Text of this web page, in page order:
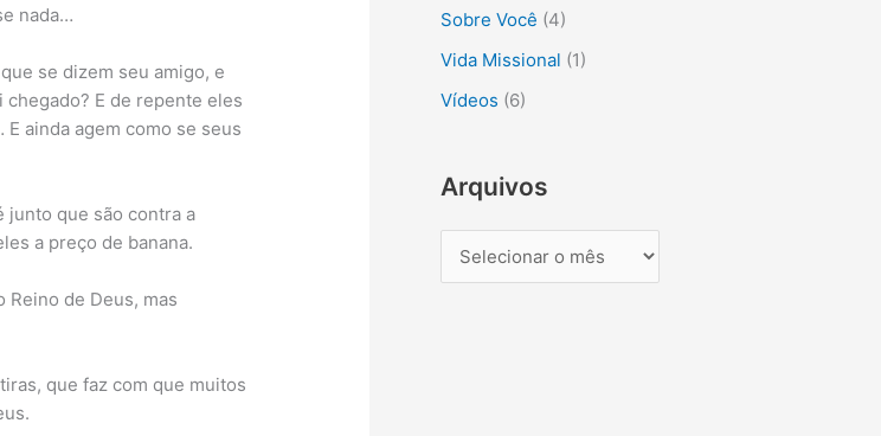
nada…
se dizem seu amigo, e
E de repente eles
ainda agem como se seus
junto que são contra a
a preço de banana.
Reino de Deus, mas
que faz com que muitos
o
r
:
Sobre Você (4)
Vida Missional (1)
Vídeos (6)
Arquivos